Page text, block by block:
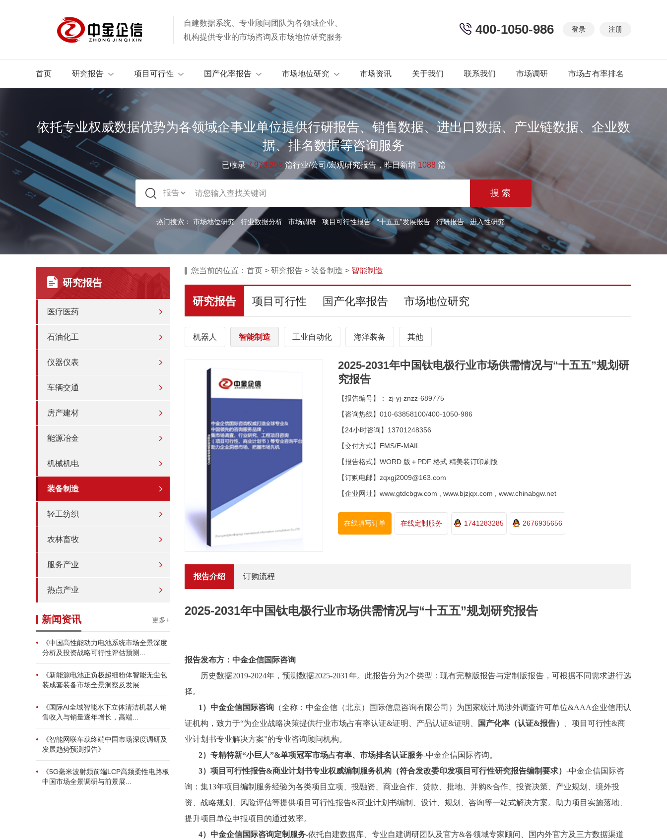
自建数据系统、专业顾问团队为各领域企业、
机构提供专业的市场咨询及市场地位研究服务
登录 注册
400-1050-986
首页 研究报告 项目可行性 国产化率报告 市场地位研究 市场资讯 关于我们 联系我们 市场调研 市场占有率排名
依托专业权威数据优势为各领域企事业单位提供行研报告、销售数据、进出口数据、产业链数据、企业数
据、排名数据等咨询服务
已收录7.973.258 篇行业/公司/宏观研究报告，昨日新增 1088 篇
热门搜索： 市场地位研究 行业数据分析 市场调研 项目可行性报告 “十五五”发展报告 行研报告 进入性研究
研究报告
医疗医药
石油化工
仪器仪表
车辆交通
房产建材
能源冶金
机械机电
装备制造
轻工纺织
农林畜牧
服务产业
热点产业
新闻资讯 更多+
《中国高性能动力电池系统市场全景深度
分析及投资战略可行性评估预测...
《新能源电池正负极超细粉体智能无尘包
装成套装备市场全景洞察及发展...
《国际AI全域智能水下立体清洁机器人销
售收入与销量逐年增长，高端...
《智能网联车载终端中国市场深度调研及
发展趋势预测报告》
《5G毫米波射频前端LCP高频柔性电路板
中国市场全景调研与前景展...
您当前的位置： 首页 > 研究报告 > 装备制造 > 智能制造
研究报告 项目可行性 国产化率报告 市场地位研究
机器人 智能制造 工业自动化 海洋装备 其他
2025-2031年中国钛电极行业市场供需情况与“十五五”规划研
究报告
【报告编号】： zj-yj-znzz-689775
【咨询热线】010-63858100/400-1050-986
【24小时咨询】13701248356
【交付方式】EMS/E-MAIL
【报告格式】WORD 版＋PDF 格式 精美装订印刷版
【订购电邮】zqxgj2009@163.com
【企业网址】www.gtdcbgw.com , www.bjzjqx.com , www.chinabgw.net
在线填写订单 在线定制服务 1741283285 2676935656
报告介绍 订购流程
2025-2031年中国钛电极行业市场供需情况与“十五五”规划研究报告
报告发布方：中金企信国际咨询
历史数据2019-2024年，预测数据2025-2031年。此报告分为2个类型：现有完整版报告与定制版报告，可根据不同需求进行选
择。
1）中金企信国际咨询 （全称：中金企信（北京）国际信息咨询有限公司）为国家统计局涉外调查许可单位&AAA企业信用认
证机构，致力于“为企业战略决策提供行业市场占有率认证&证明、产品认证&证明、 国产化率（认证&报告） 项目可行性&商
业计划书专业解决方案”的专业咨询顾问机构。
2）专精特新“小巨人”&单项冠军市场占有率、市场排名认证服务-中金企信国际咨询。
3）项目可行性报告&商业计划书专业权威编制服务机构（符合发改委印发项目可行性研究报告编制要求） -中金企信国际咨
询：集13年项目编制服务经验为各类项目立项、投融资、商业合作、贷款、批地、并购&合作、投资决策、产业规划、境外投
资、战略规划、风险评估等提供项目可行性报告&商业计划书编制、设计、规划、咨询等一站式解决方案。助力项目实施落地、
提升项目单位申报项目的通过效率。
4）中金企信国际咨询定制服务-依托自建数据库、专业自建调研团队及官方&各领域专家顾问、国内外官方及三方数据渠道